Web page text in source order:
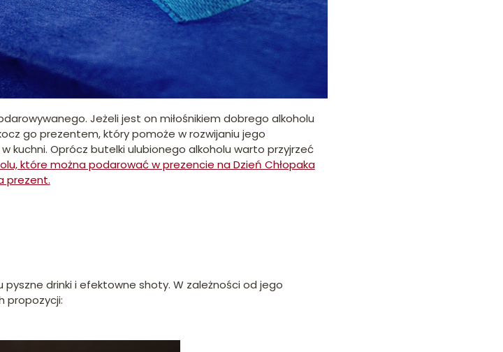
Jeżeli jest on miłośnikiem dobrego alkoholu
go prezentem, który pomoże w rozwijaniu jego
kuchni. Oprócz butelki ulubionego alkoholu warto przyjrzeć
które można podarować w prezencie na Dzień Chłopaka
prezent.
drinki i efektowne shoty. W zależności od jego
propozycji: